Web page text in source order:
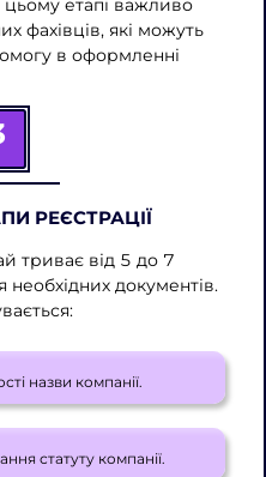
етапі важливо
фахівців, які можуть
в оформленні
РЕЄСТРАЦІЇ
триває від 5 до 7
необхідних документів.
назви компанії.
статуту компанії.